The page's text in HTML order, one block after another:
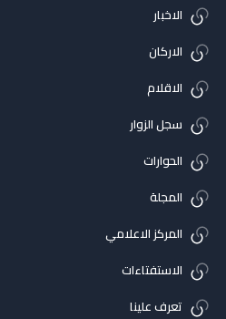
الاخبار
الاركان
الاقلام
سجل الزوار
الحوارات
المجلة
المركز الاعلامي
الاستفتاءات
تعرف علينا